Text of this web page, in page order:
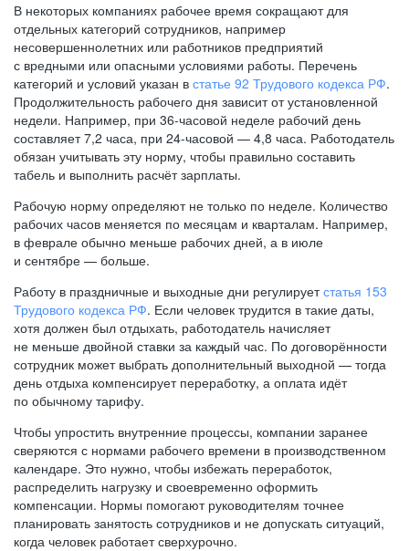
В некоторых компаниях рабочее время сокращают для
отдельных категорий сотрудников, например
несовершеннолетних или работников предприятий
с вредными или опасными условиями работы. Перечень
категорий и условий указан в статье 92 Трудового кодекса РФ.
Продолжительность рабочего дня зависит от установленной
недели. Например, при 36-часовой неделе рабочий день
составляет 7,2 часа, при 24-часовой — 4,8 часа. Работодатель
обязан учитывать эту норму, чтобы правильно составить
табель и выполнить расчёт зарплаты.
Рабочую норму определяют не только по неделе. Количество
рабочих часов меняется по месяцам и кварталам. Например,
в феврале обычно меньше рабочих дней, а в июле
и сентябре — больше.
Работу в праздничные и выходные дни регулируетстатья 153
Трудового кодекса РФ. Если человек трудится в такие даты,
хотя должен был отдыхать, работодатель начисляет
не меньше двойной ставки за каждый час. По договорённости
сотрудник может выбрать дополнительный выходной — тогда
день отдыха компенсирует переработку, а оплата идёт
по обычному тарифу.
Чтобы упростить внутренние процессы, компании заранее
сверяются с нормами рабочего времени в производственном
календаре. Это нужно, чтобы избежать переработок,
распределить нагрузку и своевременно оформить
компенсации. Нормы помогают руководителям точнее
планировать занятость сотрудников и не допускать ситуаций,
когда человек работает сверхурочно.